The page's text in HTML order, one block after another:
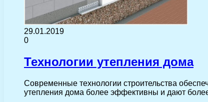
29.01.2019
0
Технологии утепления дома
Современные технологии строительства
утепления дома более эффективны и дают